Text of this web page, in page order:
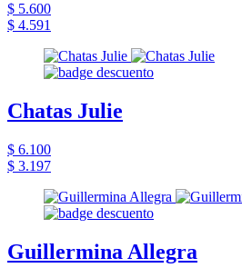
$ 5.600
$ 4.591
Chatas Julie
$ 6.100
$ 3.197
Guillermina Allegra